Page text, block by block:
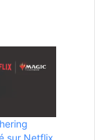
sur Netflix